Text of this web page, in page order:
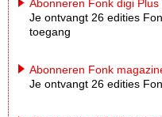
Abonneren Fonk digi Plus
Je ontvangt 26 edities
toegang
Abonneren Fonk
Je ontvangt 26 edities